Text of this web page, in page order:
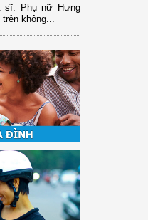
sĩ: Phụ nữ Hưng
không...